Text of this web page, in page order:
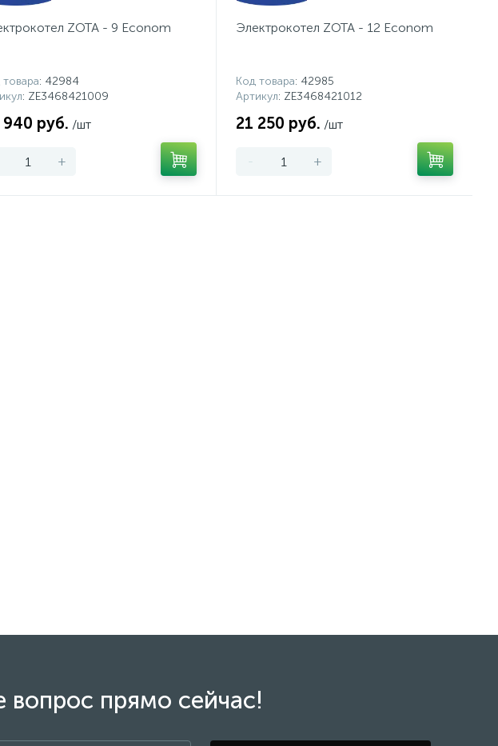
ZOTA - 9 Econom
: 42984
: ZE3468421009
940 руб. /шт
+
Электрокотел ZOTA - 12 Econom
Код товара: 42985
Артикул: ZE3468421012
21 250 руб. /шт
- +
вопрос прямо сейчас!